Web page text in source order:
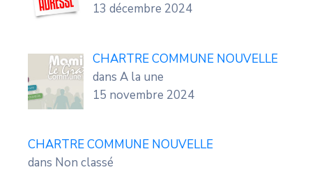
13 décembre 2024
CHARTRE COMMUNE NOUVELLE
dans A la une
15 novembre 2024
CHARTRE COMMUNE NOUVELLE
dans Non classé